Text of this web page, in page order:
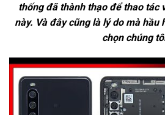
thống đã thành thạo để thao tác
này. Và đây cũng là lý do mà hầu
chọn chúng